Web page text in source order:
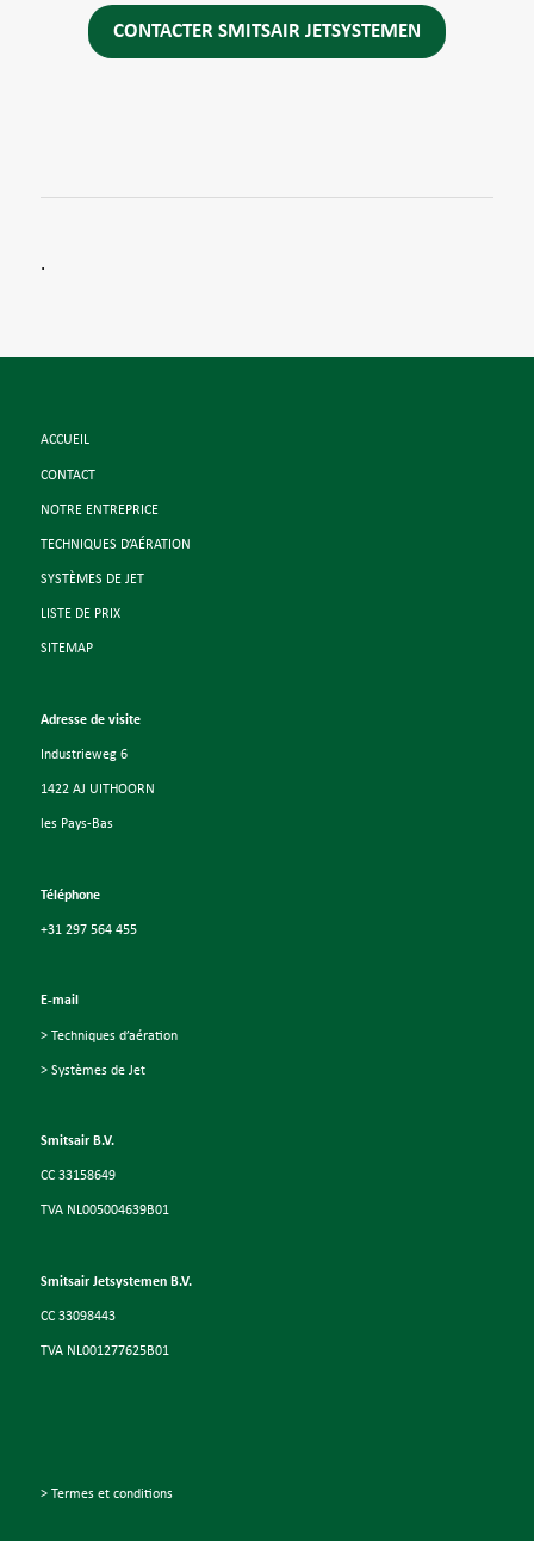
CONTACTER SMITSAIR JETSYSTEMEN
.
ACCUEIL
CONTACT
NOTRE ENTREPRICE
TECHNIQUES D’AÉRATION
SYSTÈMES DE JET
LISTE DE PRIX
SITEMAP
Adresse de visite
Industrieweg 6
1422 AJ UITHOORN
les Pays-Bas
Téléphone
+31 297 564 455
E-mail
> Techniques d’aération
> Systèmes de Jet
Smitsair B.V.
CC 33158649
TVA NL005004639B01
Smitsair Jetsystemen B.V.
CC 33098443
TVA NL001277625B01
> Termes et conditions